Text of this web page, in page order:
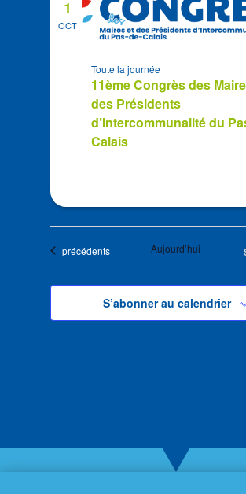
OCT
1
11ème Congrès des
des Présidents
d’Intercommunalité du
Calais
Toute la journée
Évènements
précédents Aujourd’hui
S’abonner au calendrier